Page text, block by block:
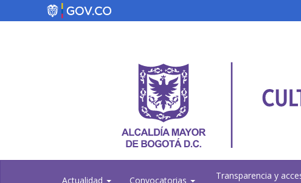
Actualidad Convocatorias
Transparencia y